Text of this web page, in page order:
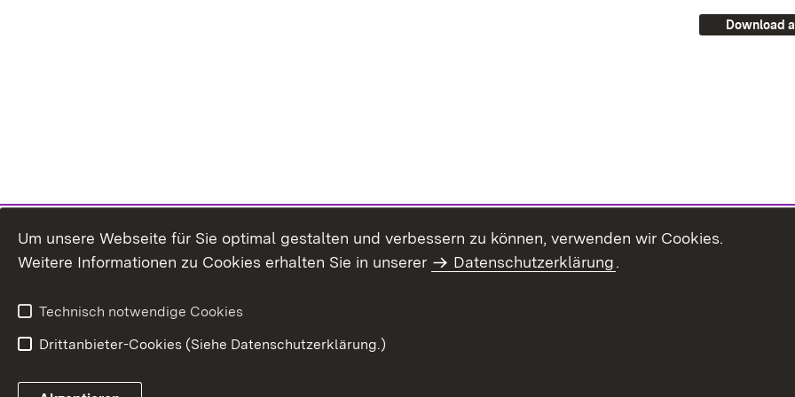
Download
Um unsere Webseite für Sie optimal gestalten und verbessern zu können, verwenden wir Cookies.
Weitere Informationen zu Cookies erhalten Sie in unserer
Datenschutzerklärung.
Technisch notwendige Cookies
Drittanbieter-Cookies (Siehe Datenschutzerklärung.)